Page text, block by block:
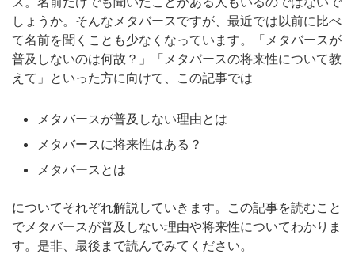
しょうか。そんなメタバースですが、最近では以前に比べ
て名前を聞くことも少なくなっています。「メタバースが
普及しないのは何故？」「メタバースの将来性について教
えて」といった方に向けて、この記事では
メタバースが普及しない理由とは
メタバースに将来性はある？
メタバースとは
についてそれぞれ解説していきます。この記事を読むこと
でメタバースが普及しない理由や将来性についてわかりま
す。是非、最後まで読んでみてください。